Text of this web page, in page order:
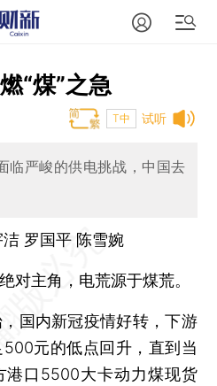
“煤”之急
试听
T中
临严峻的供电挑战，中国去
罗国平 陈雪婉
主角，电荒源于煤荒。
内新冠疫情好转，下游
元的低点回升，直到当
港口5500大卡动力煤现货